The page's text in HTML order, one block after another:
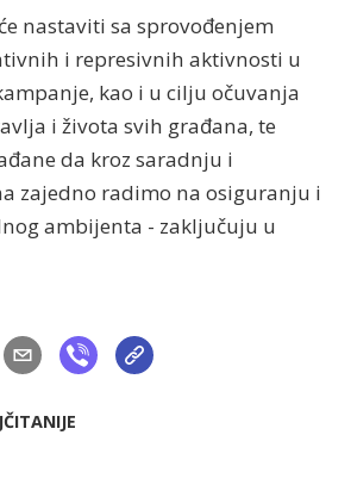
nastaviti sa sprovođenjem
i represivnih aktivnosti u
kao i u cilju očuvanja
i života svih građana, te
da kroz saradnju i
zajedno radimo na osiguranju i
ambijenta - zaključuju u